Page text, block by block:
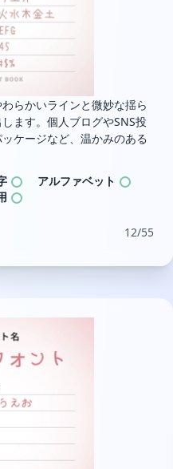
らかいラインと微妙な揺ら
ます。個人ブログやSNS投
ケージなど、温かみのある
アルファベット
12/55